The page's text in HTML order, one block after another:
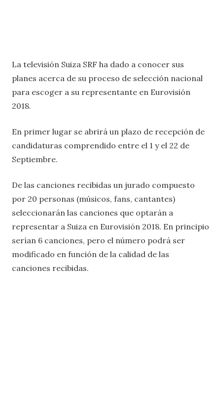
La televisión Suiza SRF ha dado a conocer sus
planes acerca de su proceso de selección nacional
para escoger a su representante en Eurovisión
2018.
En primer lugar se abrirá un plazo de recepción de
candidaturas comprendido entre el 1 y el 22 de
Septiembre.
De las canciones recibidas un jurado compuesto
por 20 personas (músicos, fans, cantantes)
seleccionarán las canciones que optarán a
representar a Suiza en Eurovisión 2018. En principio
serían 6 canciones, pero el número podrá ser
modificado en función de la calidad de las
canciones recibidas.